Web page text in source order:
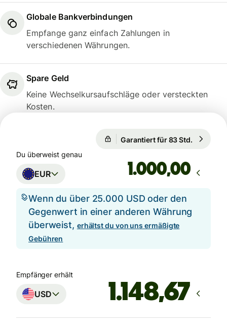
Globale Bankverbindungen
Empfange ganz einfach Zahlungen in
verschiedenen Währungen.
Spare Geld
Keine Wechselkursaufschläge oder versteckten
Kosten.
Garantiert für 83 Std.
Du überweist genau
EUR ,00
Wenn du über 25.000 USD oder den
Gegenwert in einer anderen Währung
überweist, erhältst du von uns ermäßigte
Gebühren
Empfänger erhält
USD